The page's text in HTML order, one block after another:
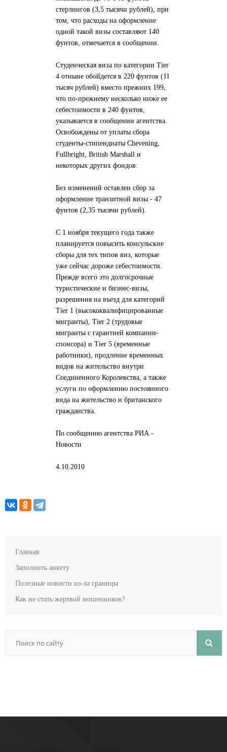
стерлингов (3,5 тысячи рублей), при
том, что расходы на оформление
одной такой визы составляют 140
фунтов, отмечается в сообщении.
Студенческая виза по категории Tier
4 отныне обойдется в 220 фунтов (11
тысяч рублей) вместо прежних 199,
что по-прежнему несколько ниже ее
себестоимости в 240 фунтов,
указывается в сообщении агентства.
Освобождены от уплаты сбора
студенты-стипендиаты Chevening,
Fullbright, British Marshall и
некоторых других фондов.
Без изменений оставлен сбор за
оформление транзитной визы - 47
фунтов (2,35 тысячи рублей).
С 1 ноября текущего года также
планируется повысить консульские
сборы для тех типов виз, которые
уже сейчас дороже себестоимости.
Прежде всего это долгосрочные
туристические и бизнес-визы,
разрешения на въезд для категорий
Tier 1 (высококвалифицированные
мигранты), Tier 2 (трудовые
мигранты с гарантией компании-
спонсора) и Tier 5 (временные
работники), продление временных
видов на жительство внутри
Соединенного Королевства, а также
услуги по оформлению постоянного
вида на жительство и британского
гражданства.
По сообщению агентства РИА -
Новости
4.10.2010
Главная
Заполнить анкету
Полезные новости из-за границы
Как не стать жертвой мошенников?